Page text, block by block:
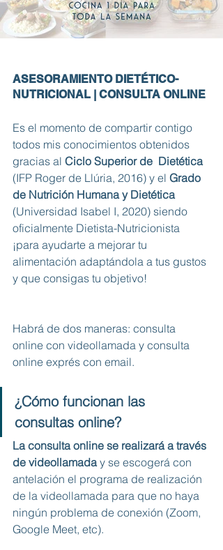
ASESORAMIENTO DIETÉTICO-
NUTRICIONAL | CONSULTA ONLINE
Es el momento de compartir contigo
todos mis conocimientos obtenidos
gracias al Ciclo Superior de  Dietética
(IFP Roger de Llúria, 2016) y el Grado
de Nutrición Humana y Dietética
(Universidad Isabel I, 2020) siendo
oficialmente Dietista-Nutricionista
¡para ayudarte a mejorar tu
alimentación adaptándola a tus gustos
y que consigas tu objetivo!
Habrá de dos maneras: consulta
online con videollamada y consulta
online exprés con email.
¿Cómo funcionan las
consultas online?
La consulta online se realizará a través
de videollamada y se escogerá con
antelación el programa de realización
de la videollamada para que no haya
ningún problema de conexión (Zoom,
Google Meet, etc).